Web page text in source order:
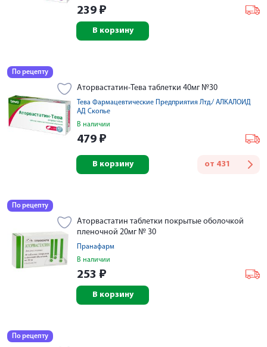
239 ₽
В корзину
По рецепту
Аторвастатин-Тева таблетки 40мг №30
Тева Фармацевтические Предприятия Лтд./ АЛКАЛОИД
АД Скопье
В наличии
479 ₽
от 431
В корзину
По рецепту
Аторвастатин таблетки покрытые оболочкой
пленочной 20мг № 30
Пранафарм
В наличии
253 ₽
В корзину
По рецепту